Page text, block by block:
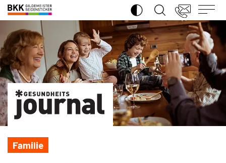
BKK
Gildemeister
Seidensticker
SUCHE ÖFFNEN
Familie